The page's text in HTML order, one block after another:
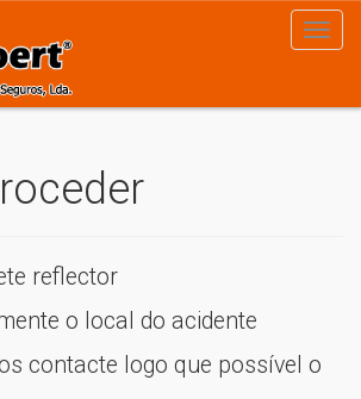
reflector
o local do acidente
contacte logo que possível o